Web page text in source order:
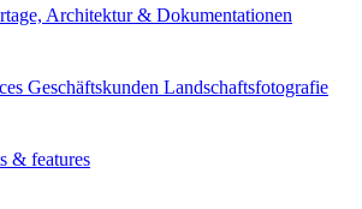
Architektur & Dokumentationen
Geschäftskunden Landschaftsfotografie
& features